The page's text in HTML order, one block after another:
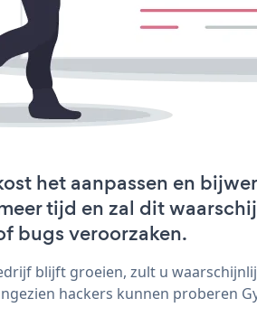
het aanpassen en
tijd en zal dit
bugs veroorzaken.
blijft groeien, zult u
hackers kunnen proberen